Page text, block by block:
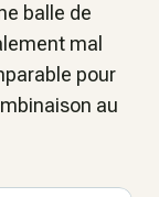
balle de
mal
pour
au